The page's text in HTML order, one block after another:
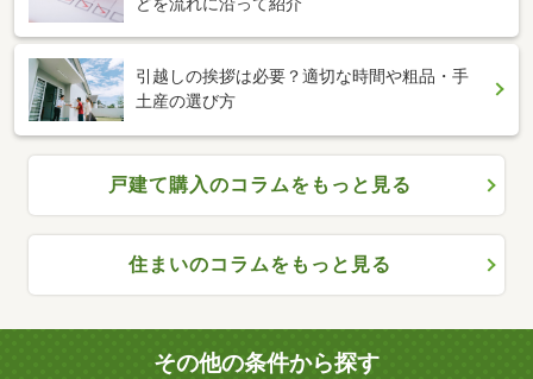
引越しの挨拶は必要？適切な時間や粗品・手
土産の選び方
戸建て購入のコラムをもっと見る
住まいのコラムをもっと見る
その他の条件から探す